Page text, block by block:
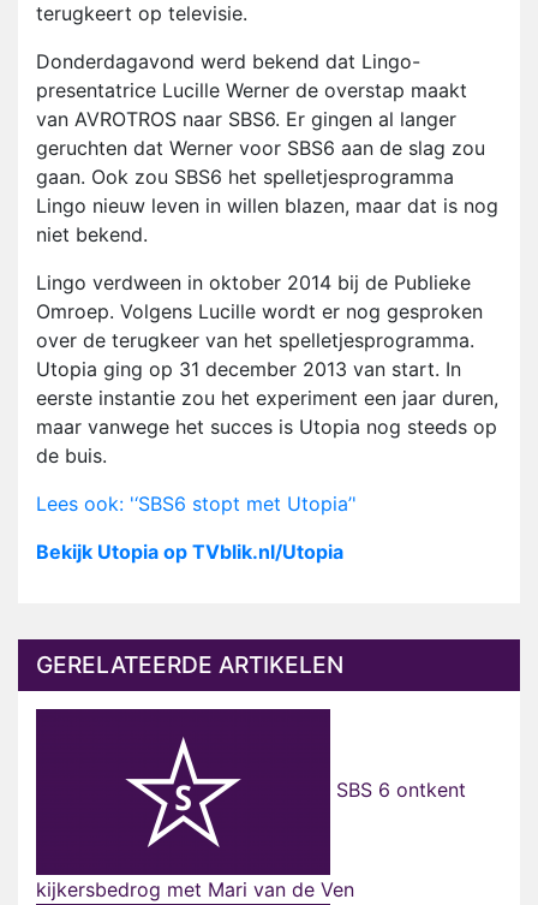
terugkeert op televisie.
Donderdagavond werd bekend dat Lingo-
presentatrice Lucille Werner de overstap maakt
van AVROTROS naar SBS6. Er gingen al langer
geruchten dat Werner voor SBS6 aan de slag zou
gaan. Ook zou SBS6 het spelletjesprogramma
Lingo nieuw leven in willen blazen, maar dat is nog
niet bekend.
Lingo verdween in oktober 2014 bij de Publieke
Omroep. Volgens Lucille wordt er nog gesproken
over de terugkeer van het spelletjesprogramma.
Utopia ging op 31 december 2013 van start. In
eerste instantie zou het experiment een jaar duren,
maar vanwege het succes is Utopia nog steeds op
de buis.
Lees ook: '‘SBS6 stopt met Utopia’'
Bekijk Utopia op TVblik.nl/Utopia
GERELATEERDE ARTIKELEN
SBS 6 ontkent
kijkersbedrog met Mari van de Ven